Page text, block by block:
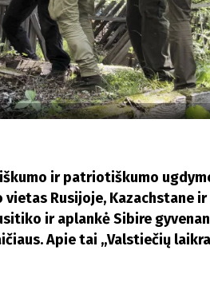
ir patriotiškumo
Rusijoje, Kazachstane
ir aplankė Sibire
Apie tai „Valstiečių